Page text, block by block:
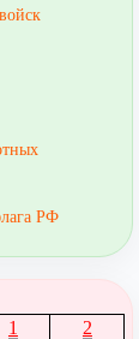
РФ
1
2